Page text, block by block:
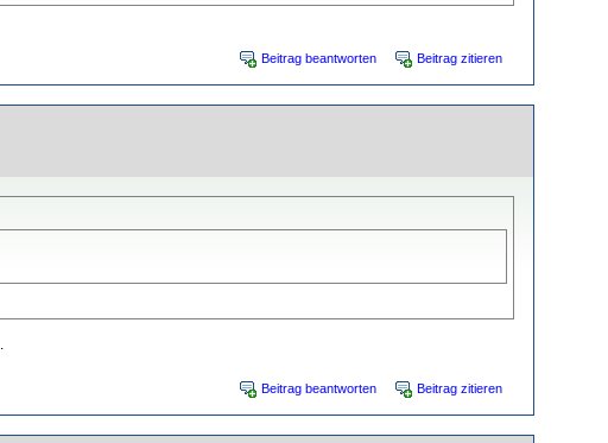
Beitrag beantworten Beitrag zitieren
Beitrag beantworten Beitrag zitieren